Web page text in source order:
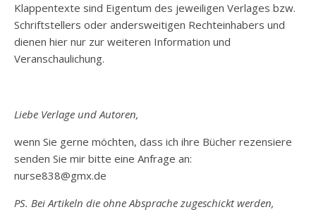
Klappentexte sind Eigentum des jeweiligen Verlages bzw.
Schriftstellers oder andersweitigen Rechteinhabers und
dienen hier nur zur weiteren Information und
Veranschaulichung.
Liebe Verlage und Autoren,
wenn Sie gerne möchten, dass ich ihre Bücher rezensiere
senden Sie mir bitte eine Anfrage an:
nurse838@gmx.de
PS. Bei Artikeln die ohne Absprache zugeschickt werden,